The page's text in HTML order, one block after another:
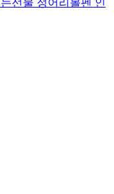
선물 정어리볼펜 인